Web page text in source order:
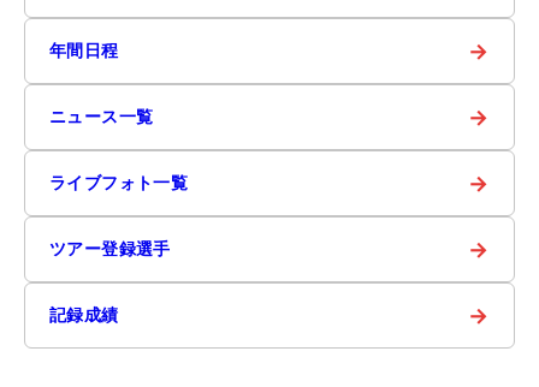
年間日程 →
ニュース一覧 →
ライブフォト一覧 →
ツアー登録選手 →
記録成績 →